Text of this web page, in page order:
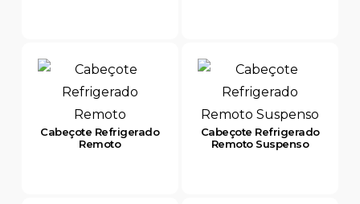
Cabeçote Refrigerado
Remoto
Cabeçote Refrigerado
Remoto Suspenso